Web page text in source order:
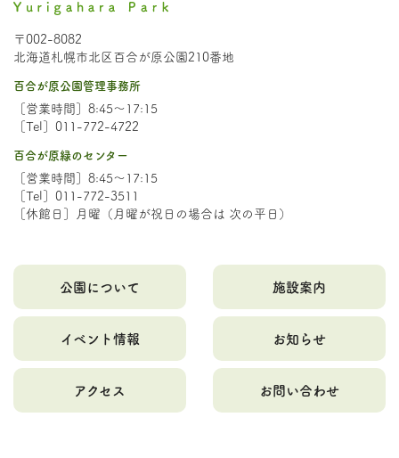
〒002-8082
北海道札幌市北区百合が原公園210番地
百合が原公園管理事務所
［営業時間］8:45～17:15
［Tel］011-772-4722
百合が原緑のセンター
［営業時間］8:45～17:15
［Tel］011-772-3511
［休館日］月曜（月曜が祝日の場合は 次の平日）
公園について 施設案内
イベント情報 お知らせ
アクセス お問い合わせ